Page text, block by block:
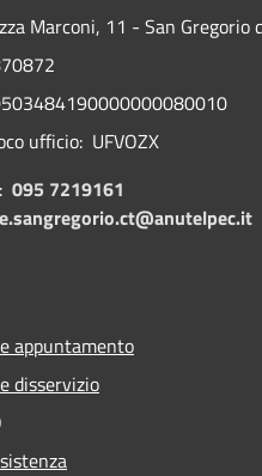
Marconi, 11 - San Gregorio
ufficio: UFVOZX
095 7219161
appuntamento
disservizio